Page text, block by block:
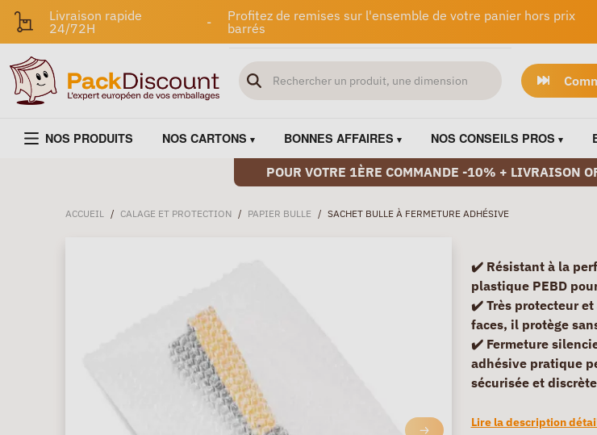
Livraison rapide
24/72H
-
Profitez de remises sur l'ensemble de votre panier hors prix
barrés
NOS PRODUITS NOS CARTONS BONNES AFFAIRES NOS CONSEILS PROS
POUR VOTRE 1ÈRE COMMANDE -10% + LIVRAISON
ACCUEIL / CALAGE ET PROTECTION / PAPIER BULLE / SACHET BULLE À FERMETURE ADHÉSIVE
✔️ Résistant à la
plastique PEBD
✔️ Très protecteur
faces, il protège
✔️ Fermeture
adhésive pratique
sécurisée et
Lire la description